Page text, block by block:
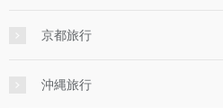
京都旅行
沖縄旅行